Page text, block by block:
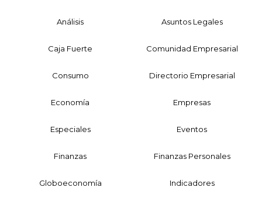
Análisis Asuntos Legales
Caja Fuerte Comunidad Empresarial
Consumo Directorio Empresarial
Economía Empresas
Especiales Eventos
Finanzas Finanzas Personales
Globoeconomía Indicadores